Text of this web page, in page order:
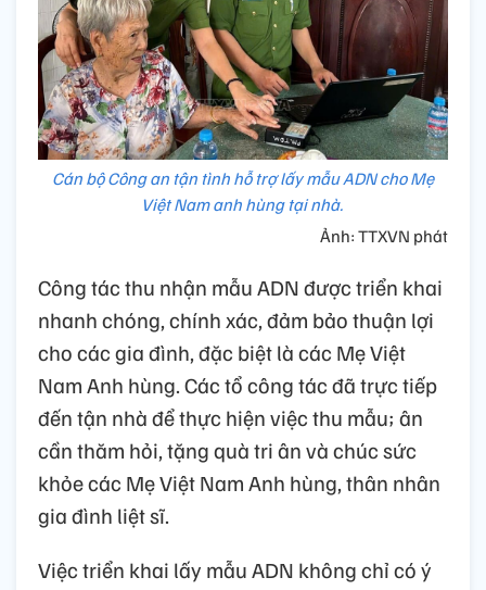
Cán bộ Công an tận tình hỗ trợ lấy mẫu ADN cho Mẹ
Việt Nam anh hùng tại nhà.
Ảnh: TTXVN phát
Công tác thu nhận mẫu ADN được triển khai
nhanh chóng, chính xác, đảm bảo thuận lợi
cho các gia đình, đặc biệt là các Mẹ Việt
Nam Anh hùng. Các tổ công tác đã trực tiếp
đến tận nhà để thực hiện việc thu mẫu; ân
cần thăm hỏi, tặng quà tri ân và chúc sức
khỏe các Mẹ Việt Nam Anh hùng, thân nhân
gia đình liệt sĩ.
Việc triển khai lấy mẫu ADN không chỉ có ý